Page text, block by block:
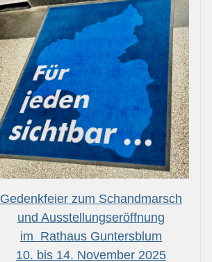
Gedenkfeier zum Schandmarsch
und Ausstellungseröffnung
im Rathaus Guntersblum
10. bis 14. November 2025